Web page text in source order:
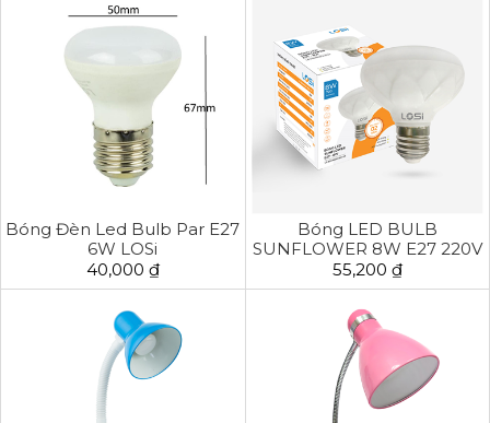
Bóng Đèn Led Bulb Par E27
6W LOSi
40,000 ₫
Bóng LED BULB
SUNFLOWER 8W E27 220V
Đổi Màu
55,200 ₫